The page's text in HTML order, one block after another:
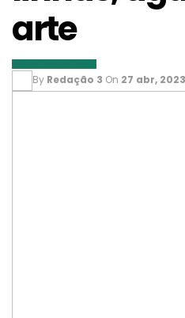
arte
By Redação 3 On 27 abr, 2023